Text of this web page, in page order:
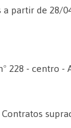
a partir de
228 - centro -